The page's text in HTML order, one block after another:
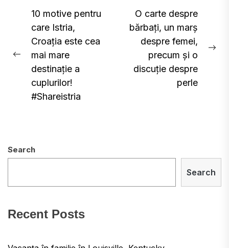
Post
navigation
Previous
post:
10 motive pentru
care Istria,
Croația este cea
mai mare
destinație a
cuplurilor!
#Shareistria
O carte despre
bărbați, un marș
despre femei,
precum și o
discuție despre
perle
Search
Search
Recent Posts